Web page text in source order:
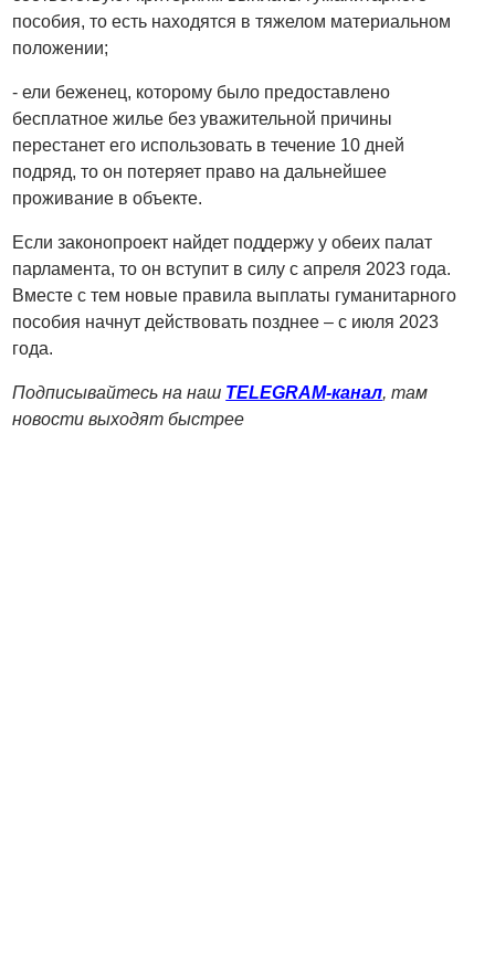
пособия, то есть находятся в тяжелом материальном
положении;
- ели беженец, которому было предоставлено
бесплатное жилье без уважительной причины
перестанет его использовать в течение 10 дней
подряд, то он потеряет право на дальнейшее
проживание в объекте.
Если законопроект найдет поддержу у обеих палат
парламента, то он вступит в силу с апреля 2023 года.
Вместе с тем новые правила выплаты гуманитарного
пособия начнут действовать позднее – с июля 2023
года.
Подписывайтесь на наш TELEGRAM-канал, там
новости выходят быстрее